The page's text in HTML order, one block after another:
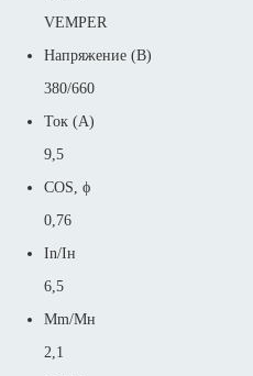
VEMPER
Напряжение (В)
380/660
Ток (А)
9,5
COS, ϕ
0,76
In/Iн
6,5
Mm/Mн
2,1